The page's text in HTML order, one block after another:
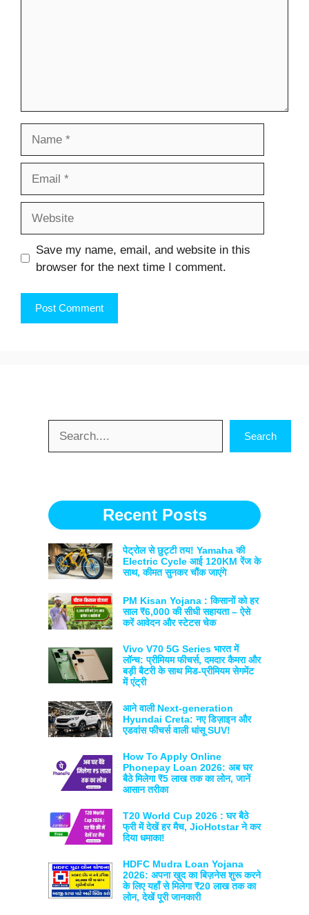
Save my name, email, and website in this
browser for the next time I comment.
Search
Recent Posts
पेट्रोल से छुट्टी तय! Yamaha की
Electric Cycle आई 120KM रेंज के
साथ, कीमत सुनकर चौंक जाएंगे
PM Kisan Yojana : किसानों को हर
साल ₹6,000 की सीधी सहायता – ऐसे
करें आवेदन और स्टेटस चेक
Vivo V70 5G Series भारत में
लॉन्च: प्रीमियम फीचर्स, दमदार कैमरा और
बड़ी बैटरी के साथ मिड-प्रीमियम सेगमेंट
में एंट्री
आने वाली Next-generation
Hyundai Creta: नए डिज़ाइन और
एडवांस फीचर्स वाली धांसू SUV!
How To Apply Online
Phonepay Loan 2026: अब घर
बैठे मिलेगा ₹5 लाख तक का लोन, जानें
आसान तरीका
T20 World Cup 2026 : घर बैठे
फ्री में देखें हर मैच, JioHotstar ने कर
दिया धमाका!
HDFC Mudra Loan Yojana
2026: अपना खुद का बिज़नेस शुरू करने
के लिए यहाँ से मिलेगा ₹20 लाख तक का
लोन, देखें पूरी जानकारी